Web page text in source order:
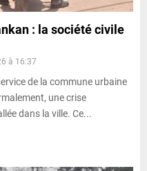
: la société civile
à 16:37
de la commune urbaine
une crise
dans la ville. Ce...